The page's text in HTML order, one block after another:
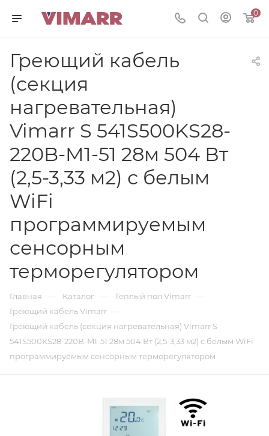
0
Греющий кабель
(секция
нагревательная)
Vimarr S 541S500KS28-
220B-M1-51 28м 504 Вт
(2,5-3,33 м2) с белым
WiFi
программируемым
сенсорным
терморегулятором
Главная — Каталог — Теплый пол Vimarr —
Греющий кабель Vimarr —
Греющий кабель (секция нагревательная) Vimarr S
541S500KS28-220B-M1-51 28м 504 Вт (2,5-3,33 м2) с белым WiFi
программируемым сенсорным терморегулятором